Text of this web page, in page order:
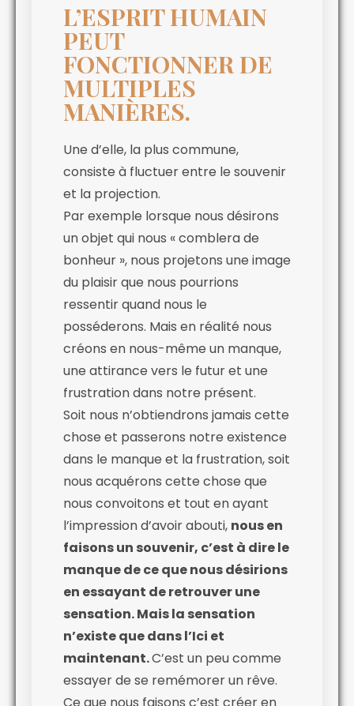
L’ESPRIT HUMAIN
PEUT
FONCTIONNER DE
MULTIPLES
MANIÈRES.
Une d’elle, la plus commune,
consiste à fluctuer entre le souvenir
et la projection.
Par exemple lorsque nous désirons
un objet qui nous « comblera de
bonheur », nous projetons une image
du plaisir que nous pourrions
ressentir quand nous le
posséderons. Mais en réalité nous
créons en nous-même un manque,
une attirance vers le futur et une
frustration dans notre présent.
Soit nous n’obtiendrons jamais cette
chose et passerons notre existence
dans le manque et la frustration, soit
nous acquérons cette chose que
nous convoitons et tout en ayant
l’impression d’avoir abouti, nous en
faisons un souvenir, c’est à dire le
manque de ce que nous désirions
en essayant de retrouver une
sensation. Mais la sensation
n’existe que dans l’Ici et
maintenant.C’est un peu comme
essayer de se remémorer un rêve.